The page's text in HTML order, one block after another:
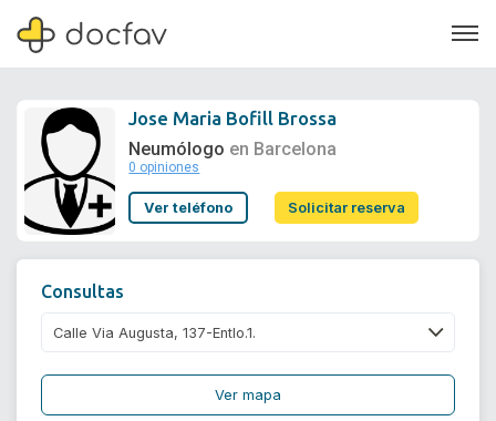
Soporte
Jose Maria Bofill Brossa
Neumólogo en Barcelona
0 opiniones
Ver teléfono Solicitar reserva
Consultas
Ver mapa